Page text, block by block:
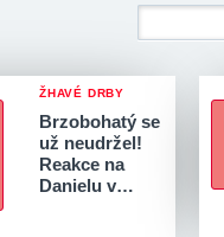
ŽHAVÉ DRBY
Brzobohatý se
už neudržel!
Reakce na
Danielu v…